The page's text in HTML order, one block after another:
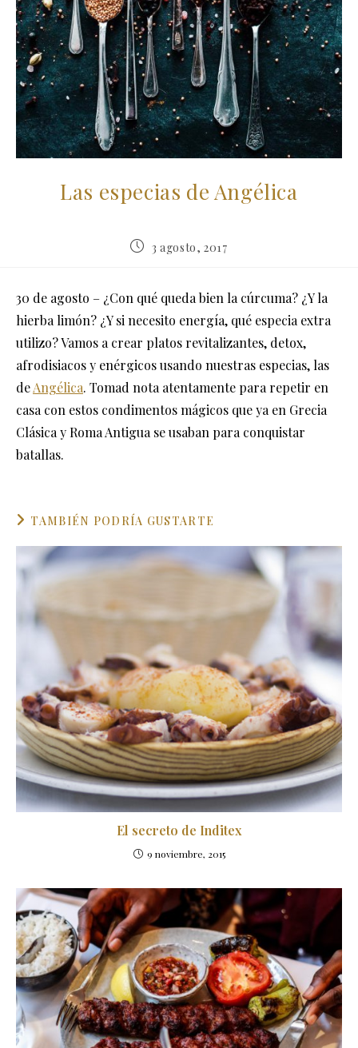
Las especias de Angélica
Publicación
entrada:
3 agosto, 2017
30 de agosto – ¿Con qué queda bien la cúrcuma? ¿Y la
hierba limón? ¿Y si necesito energía, qué especia extra
utilizo? Vamos a crear platos revitalizantes, detox,
afrodisiacos y enérgicos usando nuestras especias, las
deAngélica. Tomad nota atentamente para repetir en
casa con estos condimentos mágicos que ya en Grecia
Clásica y Roma Antigua se usaban para conquistar
batallas.
TAMBIÉN PODRÍA GUSTARTE
El secreto de Inditex
9 noviembre, 2015